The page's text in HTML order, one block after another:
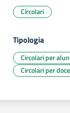
Circolari
Tipologia
Circolari per
Circolari per